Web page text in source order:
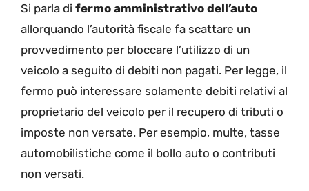
Si parla di fermo amministrativo dell’auto
allorquando l’autorità fiscale fa scattare un
provvedimento per bloccare l’utilizzo di un
veicolo a seguito di debiti non pagati. Per legge, il
fermo può interessare solamente debiti relativi al
proprietario del veicolo per il recupero di tributi o
imposte non versate. Per esempio, multe, tasse
automobilistiche come il bollo auto o contributi
non versati.